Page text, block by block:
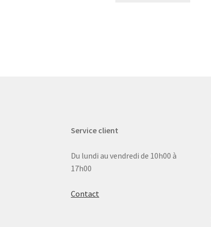
Service client
Du lundi au vendredi de 10h00 à
17h00
Contact